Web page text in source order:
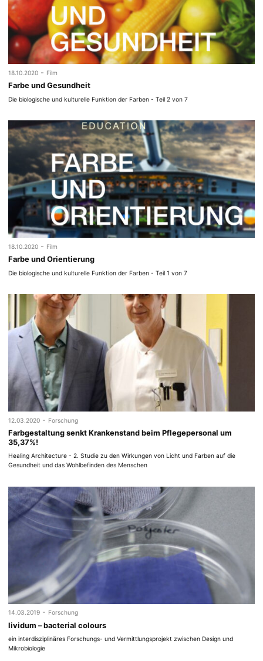
18.10.2020 - Film
Farbe und Gesundheit
Die biologische und kulturelle Funktion der Farben - Teil 2 von 7
18.10.2020 - Film
Farbe und Orientierung
Die biologische und kulturelle Funktion der Farben - Teil 1 von 7
12.03.2020 - Forschung
Farbgestaltung senkt Krankenstand beim Pflegepersonal um
35,37%!
Healing Architecture - 2. Studie zu den Wirkungen von Licht und Farben auf die
Gesundheit und das Wohlbefinden des Menschen
14.03.2019 - Forschung
lividum – bacterial colours
ein interdisziplinäres Forschungs- und Vermittlungsprojekt zwischen Design und
Mikrobiologie